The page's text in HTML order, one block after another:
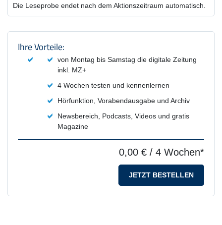
Die Leseprobe endet nach dem Aktionszeitraum automatisch.
Produktzusammenfassung und
Ihre Vorteile:
von Montag bis Samstag die digitale Zeitung
inkl. MZ+
4 Wochen testen und kennenlernen
Hörfunktion, Vorabendausgabe und Archiv
Newsbereich, Podcasts, Videos und gratis
Magazine
0,00 € / 4 Wochen*
JETZT BESTELLEN